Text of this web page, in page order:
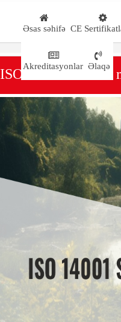
Əsas səhifə CE
Akreditasyonlar Əlaqə
ISO 14001 ve onun